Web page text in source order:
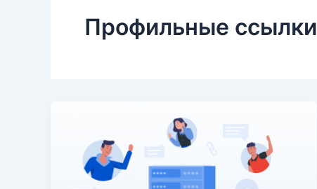
Профильные ссылки